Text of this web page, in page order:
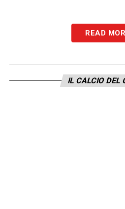
READ
IL CALCIO DEL